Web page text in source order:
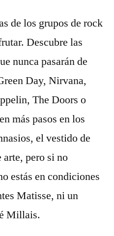
de los grupos de rock
Descubre las
nunca pasarán de
Day, Nirvana,
The Doors o
más pasos en los
el vestido de
arte, pero si no
estás en condiciones
Matisse, ni un
Millais.